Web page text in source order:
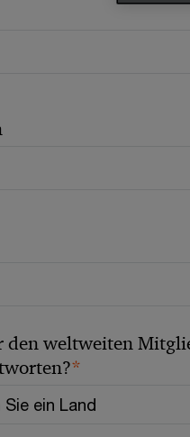
den weltweiten
*